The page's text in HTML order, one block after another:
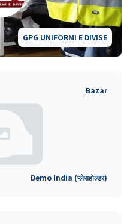
GPG UNIFORMI E DIVISE
Bazar
Demo India (प्लेसहोल्डर)